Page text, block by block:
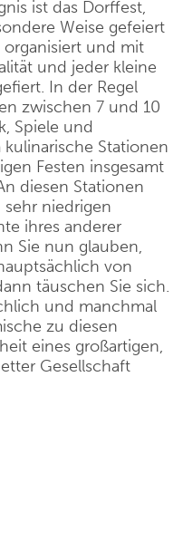
ist das Dorffest,
Weise gefeiert
und mit
und jeder kleine
In der Regel
zwischen 7 und 10
Spiele und
Stationen
Festen insgesamt
diesen Stationen
niedrigen
ihres anderer
Sie nun glauben,
von
täuschen Sie sich.
und manchmal
zu diesen
eines großartigen,
Gesellschaft